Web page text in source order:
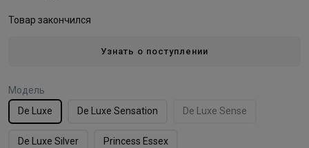
Товар закончился
Узнать о поступлении
Модель
De Luxe
De Luxe Sensation De Luxe Sense
De Luxe Silver Princess Essex